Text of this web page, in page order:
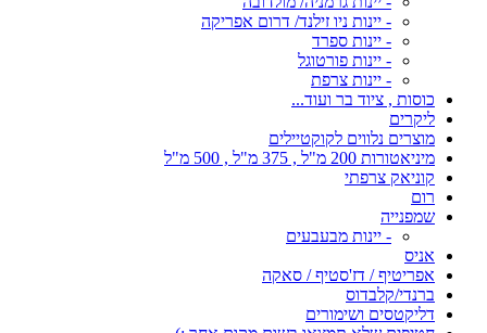
- יינות ניו זילנד/ דרום אפריקה
- יינות ספרד
- יינות פורטוגל
- יינות צרפת
כוסות , ציוד בר ועוד...
ליקרים
מוצרים נלווים לקוקטיילים
מיניאטורות 200 מ"ל , 375 מ"ל , 500 מ"ל
קוניאק צרפתי
רום
שמפנייה
- יינות מבעבעים
אניס
אפריטיף / דז'סטיף / סאקה
ברנדי/קלבדוס
דליקטסים ושימורים